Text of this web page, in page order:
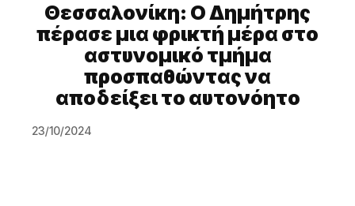
Θεσσαλονίκη: Ο Δημήτρης
πέρασε μια φρικτή μέρα στο
αστυνομικό τμήμα
προσπαθώντας να
αποδείξει το αυτονόητο
23/10/2024